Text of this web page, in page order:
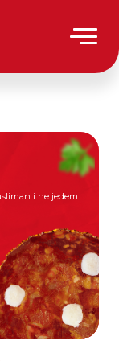
i ne jedem